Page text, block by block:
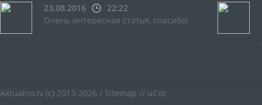
23.08.2016
22:22
Очень интересная статья, спасибо!
Aktualno.lv (c) 2013-2026 / Sitemap // uCoz